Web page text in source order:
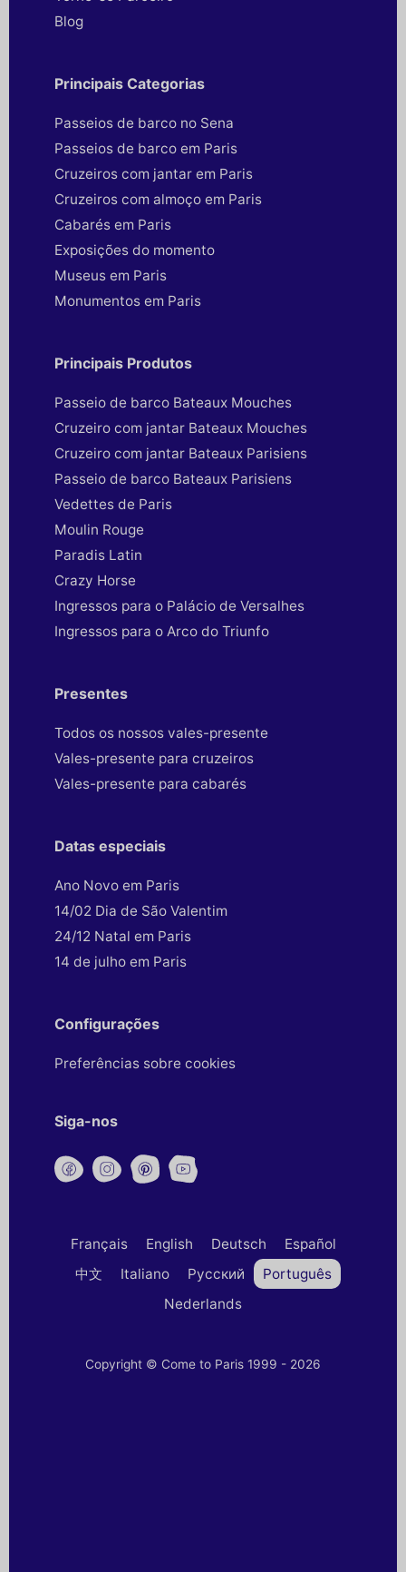
Blog
Principais Categorias
Passeios de barco no Sena
Passeios de barco em Paris
Cruzeiros com jantar em Paris
Cruzeiros com almoço em Paris
Cabarés em Paris
Exposições do momento
Museus em Paris
Monumentos em Paris
Principais Produtos
Passeio de barco Bateaux Mouches
Cruzeiro com jantar Bateaux Mouches
Cruzeiro com jantar Bateaux Parisiens
Passeio de barco Bateaux Parisiens
Vedettes de Paris
Moulin Rouge
Paradis Latin
Crazy Horse
Ingressos para o Palácio de Versalhes
Ingressos para o Arco do Triunfo
Presentes
Todos os nossos vales-presente
Vales-presente para cruzeiros
Vales-presente para cabarés
Datas especiais
Ano Novo em Paris
14/02 Dia de São Valentim
24/12 Natal em Paris
14 de julho em Paris
Configurações
Preferências sobre cookies
Siga-nos
Français English Deutsch
Español
中文
Italiano Русский
Português
Nederlands
Copyright © Come to Paris 1999 - 2026